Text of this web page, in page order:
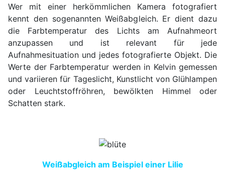
Wer mit einer herkömmlichen Kamera fotografiert
kennt den sogenannten Weißabgleich. Er dient dazu
die Farbtemperatur des Lichts am Aufnahmeort
anzupassen und ist relevant für jede
Aufnahmesituation und jedes fotografierte Objekt. Die
Werte der Farbtemperatur werden in Kelvin gemessen
und variieren für Tageslicht, Kunstlicht von Glühlampen
oder Leuchtstoffröhren, bewölkten Himmel oder
Schatten stark.
Weißabgleich am Beispiel einer Lilie